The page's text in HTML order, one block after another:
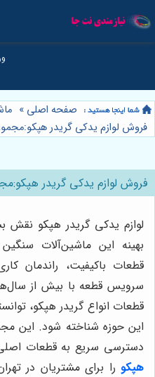
صفحه اصلی »
فروش لوازم يدكى گريدر
فروش لوازم يدكى گريدر
لوازم يدكى گريدر هپكو نقش
بهینه این ماشین‌آلات
قطعات باکیفیت، راندمان
سرویس قطعه با بیش از
قطعات انواع گريدر هپكو،
این حوزه شناخته شود. این
دسترسی سریع به قطعات
هپكو را برای مشتریان در